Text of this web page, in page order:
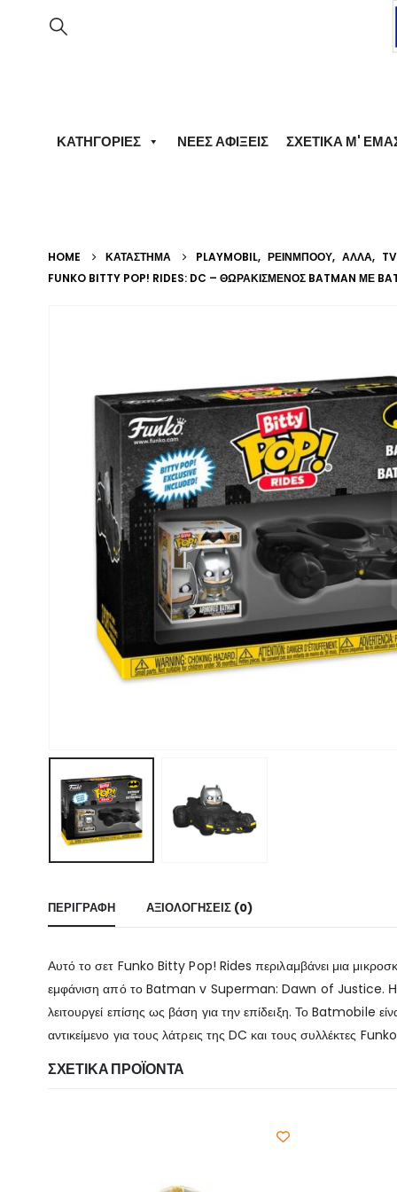
ΚΑΤΗΓΟΡΊΕΣ ΝΈΕΣ ΑΦΊΞΕΙΣ ΣΧΕΤΙΚΆ Μ'
HOME ΚΑΤΆΣΤΗΜΑ PLAYMOBIL, ΡΕΙΝΜΠΟΟΥ, ΆΛΛΑ, TV
FUNKO BITTY POP! RIDES: DC – ΘΩΡΑΚΙΣΜΈΝΟΣ BATMAN ΜΕ
ΠΕΡΙΓΡΑΦΉ ΑΞΙΟΛΟΓΉΣΕΙΣ (0)
Αυτό το σετ Funko Bitty Pop! Rides περιλαμβάνει μια
εμφάνιση από το Batman v Superman: Dawn of Justice. Η
λειτουργεί επίσης ως βάση για την επίδειξη. Το Batmobile
αντικείμενο για τους λάτρεις της DC και τους συλλέκτες
ΣΧΕΤΙΚΆ ΠΡΟΪΌΝΤΑ